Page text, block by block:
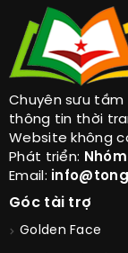
Chuyên sưu tầm
thông tin thời
Website không
Phát triển:
Email:
Góc tài trợ
Golden Face